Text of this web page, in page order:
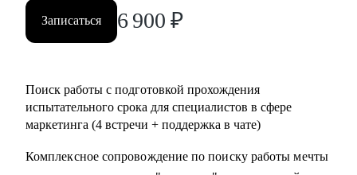
Записаться 6 900 ₽
Поиск работы с подготовкой прохождения
испытательного срока для специалистов в сфере
маркетинга (4 встречи + поддержка в чате)
Комплексное сопровождение по поиску работы мечты